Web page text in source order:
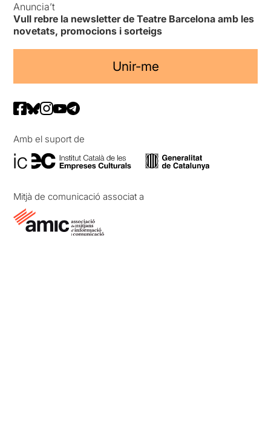
Anuncia’t
Vull rebre la newsletter de Teatre Barcelona amb les
novetats, promocions i sorteigs
Unir-me
Amb el suport de
Mitjà de comunicació associat a